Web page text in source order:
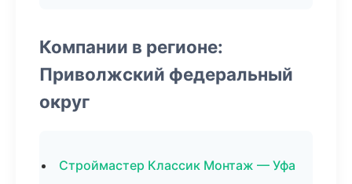
Компании в регионе:
Приволжский федеральный
округ
Строймастер Классик Монтаж — Уфа